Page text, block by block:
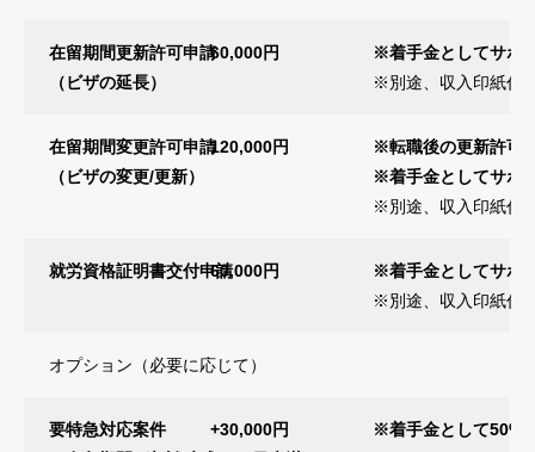
在留期間更新許可申請
（ビザの延長）
60,000円
※着手金としてサポ
※別途、収入印紙代
在留期間変更許可申請
（ビザの変更/更新）
120,000円
※転職後の更新許可
※着手金としてサポ
※別途、収入印紙代
就労資格証明書交付申請60,000円
※着手金としてサポ
※別途、収入印紙代
オプション（必要に応じて）
要特急対応案件
+30,000円 ※着手金として50%